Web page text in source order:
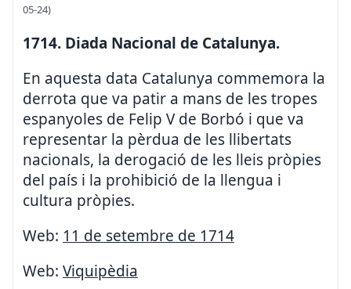
05-24)
1714. Diada Nacional de Catalunya.
En aquesta data Catalunya commemora la
derrota que va patir a mans de les tropes
espanyoles de Felip V de Borbó i que va
representar la pèrdua de les llibertats
nacionals, la derogació de les lleis pròpies
del país i la prohibició de la llengua i
cultura pròpies.
Web: 11 de setembre de 1714
Web: Viquipèdia